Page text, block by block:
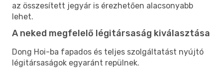
az összesített jegyár is érezhetően alacsonyabb
lehet.
A neked megfelelő légitársaság kiválasztása
Dong Hoi-ba fapados és teljes szolgáltatást nyújtó
légitársaságok egyaránt repülnek.